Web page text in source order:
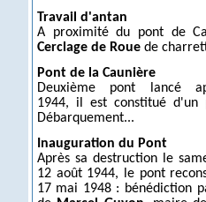
Travail d'antan
A proximité du pont de
Cerclage de Rouede
Pont de la Caunière
Deuxième pont lancé
1944, il est constitué
Débarquement...
Inauguration du Pont
Après sa destruction le
12 août 1944, le pont
17 mai 1948 : bénédiction